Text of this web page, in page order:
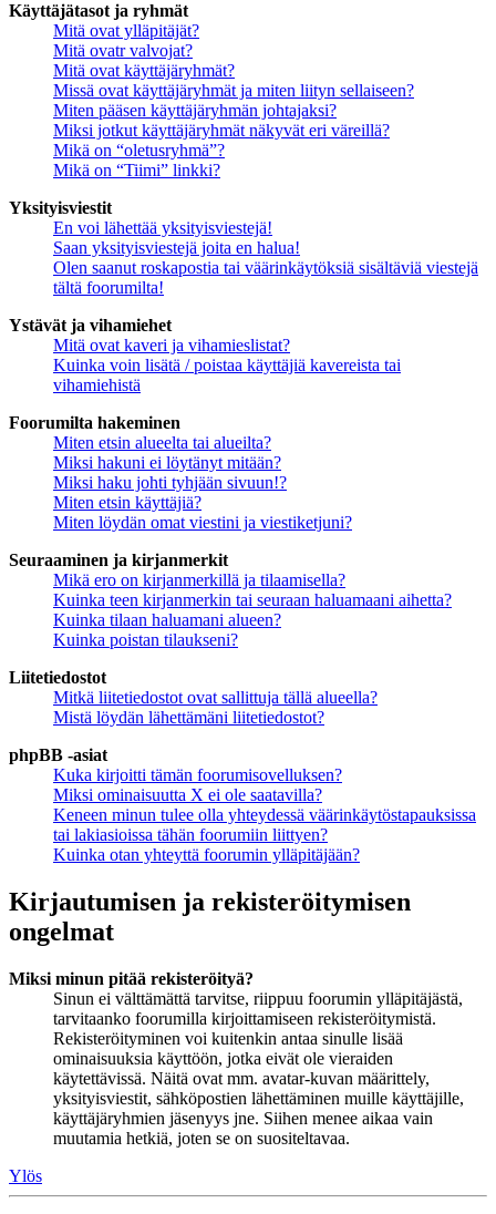
Käyttäjätasot ja ryhmät
Mitä ovat ylläpitäjät?
Mitä ovatr valvojat?
Mitä ovat käyttäjäryhmät?
Missä ovat käyttäjäryhmät ja miten liityn sellaiseen?
Miten pääsen käyttäjäryhmän johtajaksi?
Miksi jotkut käyttäjäryhmät näkyvät eri väreillä?
Mikä on “oletusryhmä”?
Mikä on “Tiimi” linkki?
Yksityisviestit
En voi lähettää yksityisviestejä!
Saan yksityisviestejä joita en halua!
Olen saanut roskapostia tai väärinkäytöksiä sisältäviä viestejä
tältä foorumilta!
Ystävät ja vihamiehet
Mitä ovat kaveri ja vihamieslistat?
Kuinka voin lisätä / poistaa käyttäjiä kavereista tai
vihamiehistä
Foorumilta hakeminen
Miten etsin alueelta tai alueilta?
Miksi hakuni ei löytänyt mitään?
Miksi haku johti tyhjään sivuun!?
Miten etsin käyttäjiä?
Miten löydän omat viestini ja viestiketjuni?
Seuraaminen ja kirjanmerkit
Mikä ero on kirjanmerkillä ja tilaamisella?
Kuinka teen kirjanmerkin tai seuraan haluamaani aihetta?
Kuinka tilaan haluamani alueen?
Kuinka poistan tilaukseni?
Liitetiedostot
Mitkä liitetiedostot ovat sallittuja tällä alueella?
Mistä löydän lähettämäni liitetiedostot?
phpBB -asiat
Kuka kirjoitti tämän foorumisovelluksen?
Miksi ominaisuutta X ei ole saatavilla?
Keneen minun tulee olla yhteydessä väärinkäytöstapauksissa
tai lakiasioissa tähän foorumiin liittyen?
Kuinka otan yhteyttä foorumin ylläpitäjään?
Kirjautumisen ja rekisteröitymisen
ongelmat
Miksi minun pitää rekisteröityä?
Sinun ei välttämättä tarvitse, riippuu foorumin ylläpitäjästä,
tarvitaanko foorumilla kirjoittamiseen rekisteröitymistä.
Rekisteröityminen voi kuitenkin antaa sinulle lisää
ominaisuuksia käyttöön, jotka eivät ole vieraiden
käytettävissä. Näitä ovat mm. avatar-kuvan määrittely,
yksityisviestit, sähköpostien lähettäminen muille käyttäjille,
käyttäjäryhmien jäsenyys jne. Siihen menee aikaa vain
muutamia hetkiä, joten se on suositeltavaa.
Ylös